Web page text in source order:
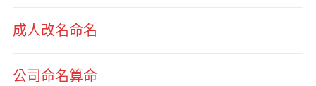
成人改名命名
公司命名算命